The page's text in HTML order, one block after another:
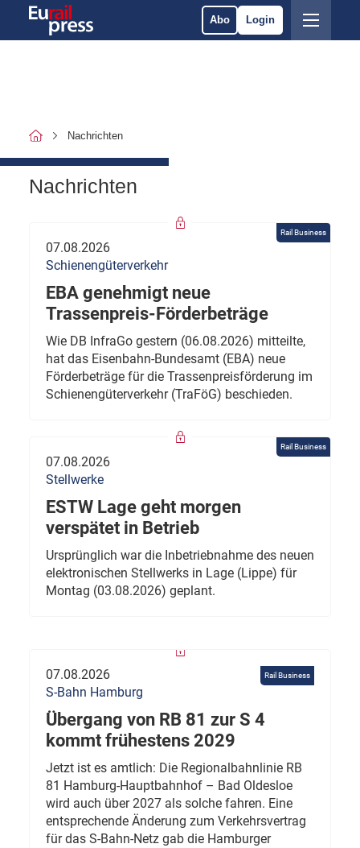
Abo Login
Nachrichten
Nachrichten
Rail Business
07.08.2026
Schienengüterverkehr
EBA genehmigt neue
Trassenpreis-Förderbeträge
Wie DB InfraGo gestern (06.08.2026) mitteilte,
hat das Eisenbahn-Bundesamt (EBA) neue
Förderbeträge für die Trassenpreisförderung im
Schienengüterverkehr (TraFöG) beschieden.
Rail Business
07.08.2026
Stellwerke
ESTW Lage geht morgen
verspätet in Betrieb
Ursprünglich war die Inbetriebnahme des neuen
elektronischen Stellwerks in Lage (Lippe) für
Montag (03.08.2026) geplant.
Rail Business
07.08.2026
S-Bahn Hamburg
Übergang von RB 81 zur S 4
kommt frühestens 2029
Jetzt ist es amtlich: Die Regionalbahnlinie RB
81 Hamburg-Hauptbahnhof – Bad Oldesloe
wird auch über 2027 als solche fahren. Eine
entsprechende Änderung zum Verkehrsvertrag
für das S-Bahn-Netz gab die Hamburger